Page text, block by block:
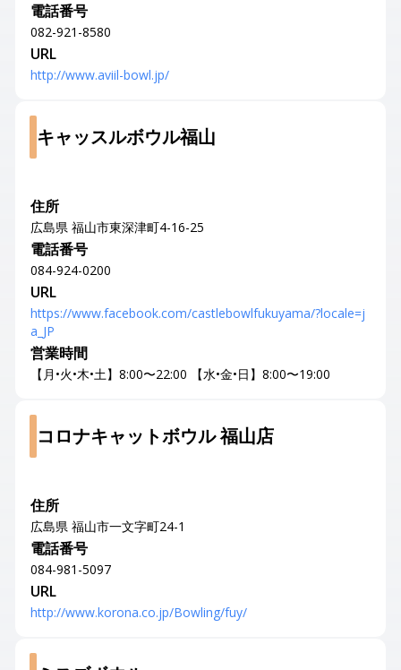
電話番号
082-921-8580
URL
http://www.aviil-bowl.jp/
キャッスルボウル福山
住所
広島県 福山市東深津町4-16-25
電話番号
084-924-0200
URL
https://www.facebook.com/castlebowlfukuyama/?locale=j
a_JP
営業時間
【月•火•木•土】8:00〜22:00 【水•金•日】8:00〜19:00
コロナキャットボウル 福山店
住所
広島県 福山市一文字町24-1
電話番号
084-981-5097
URL
http://www.korona.co.jp/Bowling/fuy/